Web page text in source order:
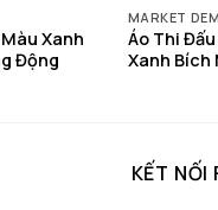
Xanh
Động
MARKET
Áo Thi
Xanh Bích
KẾT NỐI